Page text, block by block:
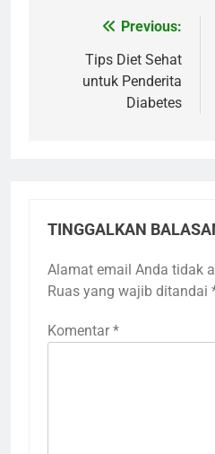
NavigasiPrevious:
Tips Diet Sehat
untuk Penderita
Diabetes
TINGGALKAN
Alamat email Anda tidak
Ruas yang wajib ditandai
Komentar *